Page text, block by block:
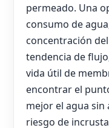
permeado. Una
consumo de
concentración
tendencia de
vida útil de
encontrar el
mejor el agua
riesgo de